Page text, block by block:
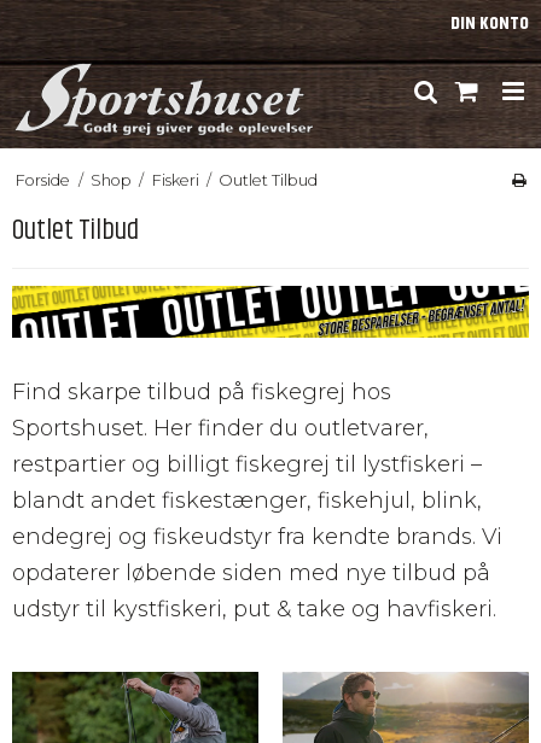
DIN KONTO
Forside / Shop / Fiskeri / Outlet Tilbud
Outlet Tilbud
Find skarpe tilbud på fiskegrej hos
Sportshuset. Her finder du outletvarer,
restpartier og billigt fiskegrej til lystfiskeri –
blandt andet fiskestænger, fiskehjul, blink,
endegrej og fiskeudstyr fra kendte brands. Vi
opdaterer løbende siden med nye tilbud på
udstyr til kystfiskeri, put & take og havfiskeri.